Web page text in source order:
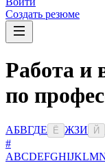
Создать резюме
Работа и
по
АБВГДЕ Ё ЖЗИ Й
#
ABCDEFGHIJKLM